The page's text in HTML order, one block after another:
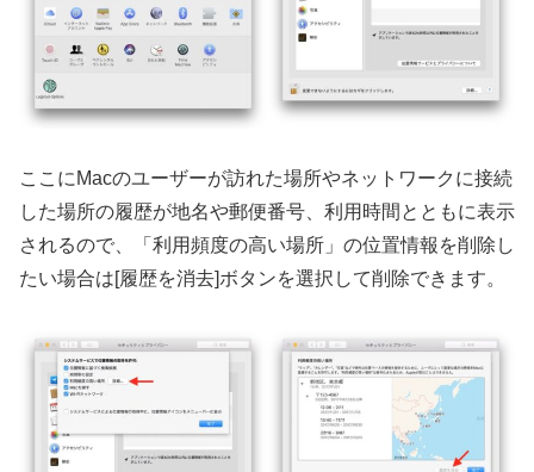
ここにMacのユーザーが訪れた場所やネットワークに接続
した場所の履歴が地名や郵便番号、利用時間とともに表示
されるので、「利用頻度の高い場所」の位置情報を削除し
たい場合は[履歴を消去]ボタンを選択して削除できます。